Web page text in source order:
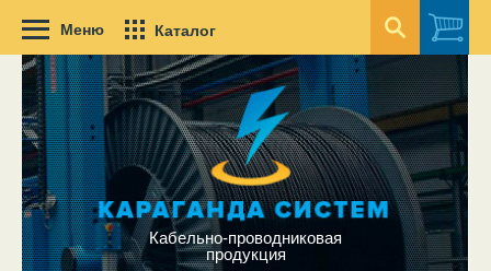
Меню Каталог
Кабельно-проводниковая
продукция